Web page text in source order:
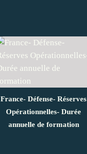
France- Défense- Réserves
Opérationnelles- Durée
annuelle de formation